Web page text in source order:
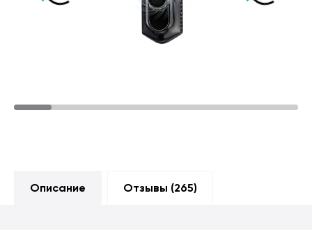
Описание Отзывы (265)